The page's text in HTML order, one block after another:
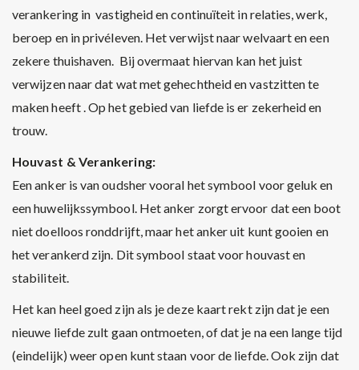
verankering in vastigheid en continuïteit in relaties, werk,
beroep en in privéleven. Het verwijst naar welvaart en een
zekere thuishaven. Bij overmaat hiervan kan het juist
verwijzen naar dat wat met gehechtheid en vastzitten te
maken heeft . Op het gebied van liefde is er zekerheid en
trouw.
Houvast & Verankering:
Een anker is van oudsher vooral het symbool voor geluk en
een huwelijkssymbool. Het anker zorgt ervoor dat een boot
niet doelloos ronddrijft, maar het anker uit kunt gooien en
het verankerd zijn. Dit symbool staat voor houvast en
stabiliteit.
Het kan heel goed zijn als je deze kaart rekt zijn dat je een
nieuwe liefde zult gaan ontmoeten, of dat je na een lange tijd
(eindelijk) weer open kunt staan voor de liefde. Ook zijn dat